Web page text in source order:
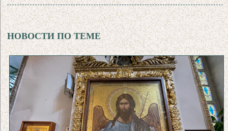
НОВОСТИ ПО ТЕМЕ